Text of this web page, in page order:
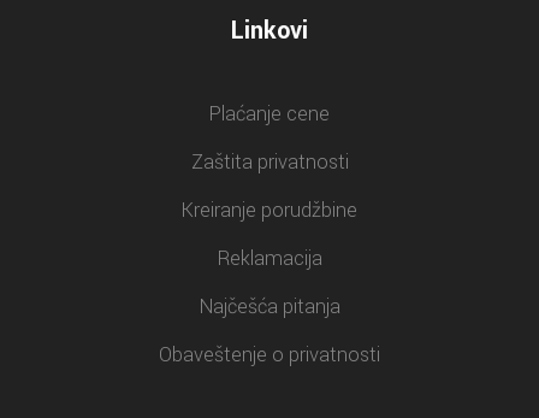
Linkovi
Plaćanje cene
Zaštita privatnosti
Kreiranje porudžbine
Reklamacija
Najčešća pitanja
Obaveštenje o privatnosti